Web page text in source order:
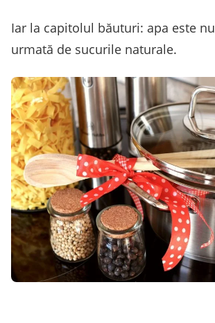
Iar la capitolul băuturi: apa este
urmată de sucurile naturale.